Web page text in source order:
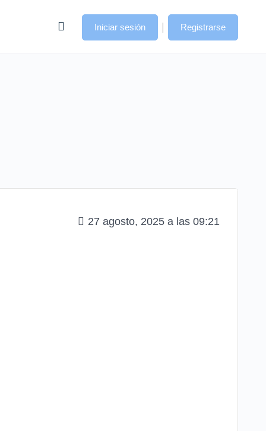
Iniciar sesión | Registrarse
27 agosto, 2025 a las 09:21